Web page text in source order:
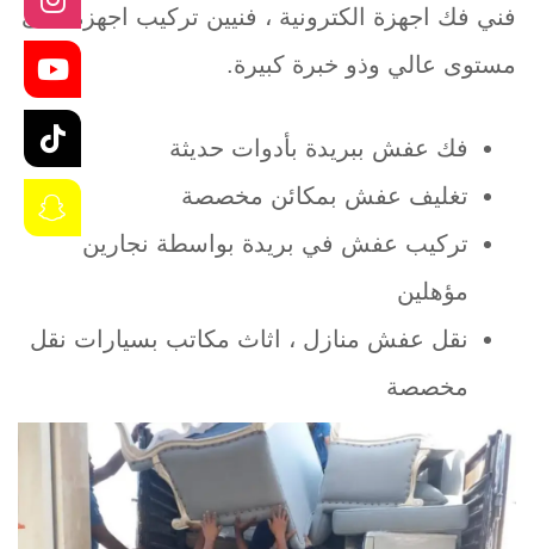
فني فك اجهزة الكترونية ، فنيين تركيب اجهزة على
مستوى عالي وذو خبرة كبيرة.
فك عفش ببريدة بأدوات حديثة
تغليف عفش بمكائن مخصصة
تركيب عفش في بريدة بواسطة نجارين
مؤهلين
نقل عفش منازل ، اثاث مكاتب بسيارات نقل
مخصصة